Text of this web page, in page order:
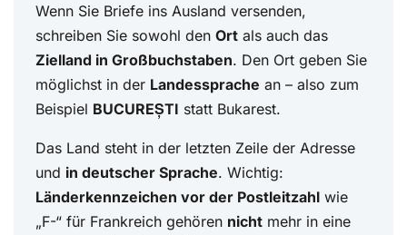
Wenn Sie Briefe ins Ausland versenden,
schreiben Sie sowohl den Ort als auch das
Zielland in Großbuchstaben. Den Ort geben Sie
möglichst in der Landessprache an – also zum
Beispiel BUCUREȘTI statt Bukarest.
Das Land steht in der letzten Zeile der Adresse
und in deutscher Sprache. Wichtig:
Länderkennzeichen vor der Postleitzahl wie
„F-“ für Frankreich gehören nicht mehr in eine